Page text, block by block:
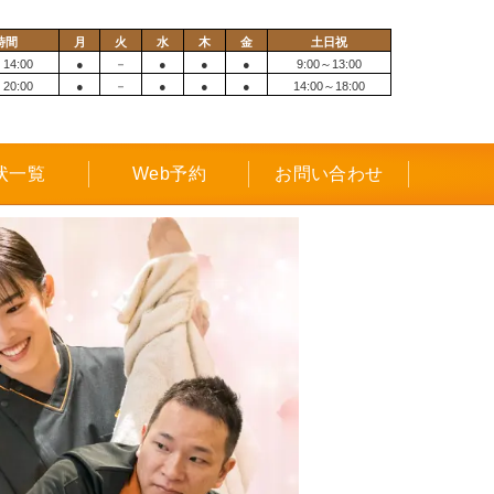
間 月 火 水 木 金
土日祝
14:00
● － ● ● ●
9:00～13:00
20:00
● － ● ● ● 14:00～18:00
一覧 Web予約 お問い合わせ